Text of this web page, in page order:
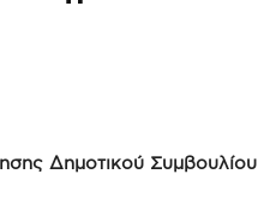
Δημοτικού Συμβουλίου